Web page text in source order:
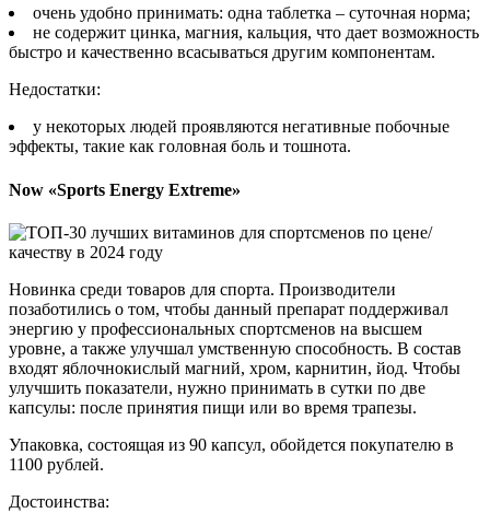
очень удобно принимать: одна таблетка – суточная норма;
не содержит цинка, магния, кальция, что дает возможность
быстро и качественно всасываться другим компонентам.
Недостатки:
у некоторых людей проявляются негативные побочные
эффекты, такие как головная боль и тошнота.
Now «Sports Energy Extreme»
Новинка среди товаров для спорта. Производители
позаботились о том, чтобы данный препарат поддерживал
энергию у профессиональных спортсменов на высшем
уровне, а также улучшал умственную способность. В состав
входят яблочнокислый магний, хром, карнитин, йод. Чтобы
улучшить показатели, нужно принимать в сутки по две
капсулы: после принятия пищи или во время трапезы.
Упаковка, состоящая из 90 капсул, обойдется покупателю в
1100 рублей.
Достоинства: